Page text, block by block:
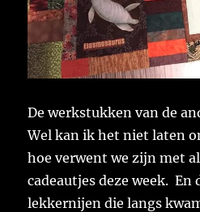
De werkstukken van de
Wel kan ik het niet laten
hoe verwent we zijn met
cadeautjes deze week. En
lekkernijen die langs